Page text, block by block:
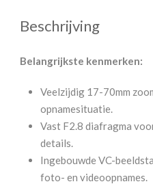
Beschrijving
Belangrijkste kenmerken:
Veelzijdig 17-70mm
opnamesituatie.
Vast F2.8 diafragma
details.
Ingebouwde VC-
foto- en videoopnames.